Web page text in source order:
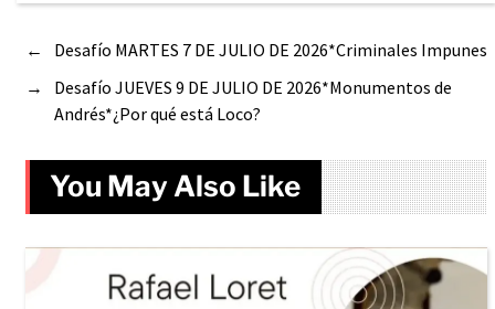
←
Desafío MARTES 7 DE JULIO DE 2026*Criminales Impunes
→
Desafío JUEVES 9 DE JULIO DE 2026*Monumentos de
Andrés*¿Por qué está Loco?
You May Also Like